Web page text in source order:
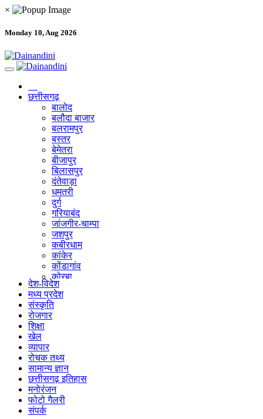
×
Monday 10, Aug 2026
छत्तीसगढ़
बालोद
बलौदा बाजार
बलरामपुर
बस्तर
बेमेतरा
बीजापुर
बिलासपुर
दंतेवाड़ा
धमतरी
दुर्ग
गरियाबंद
जांजगीर-चाम्पा
जशपुर
कबीरधाम
कांकेर
कोंडागांव
कोरबा
कोरिया
महासमुंद
मुंगेली
नारायणपुर
सुकमा
सूरजपुर
सरगुजा
गौरेला पेंड्रा मरवाही
खैरागढ़-छुईखदान-गंडई
देश-विदेश
मध्य प्रदेश
संस्कृति
रोजगार
शिक्षा
खेल
व्यापार
रोचक तथ्य
सामान्य ज्ञान
छत्तीसगढ़ इतिहास
मनोरंजन
फोटो गैलरी
संपर्क